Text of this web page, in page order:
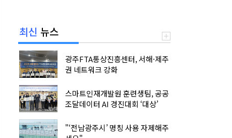
최신 뉴스
광주FTA통상진흥센터, 서해·제주
권 네트워크 강화
스마트인재개발원 훈련생팀, 공공
조달데이터 AI 경진대회 ‘대상’
"‘전남광주시’ 명칭 사용 자제해주